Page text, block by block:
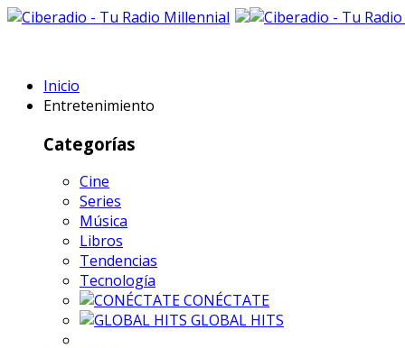
Inicio
Entretenimiento
Categorías
Cine
Series
Música
Libros
Tendencias
Tecnología
CONÉCTATE
GLOBAL HITS